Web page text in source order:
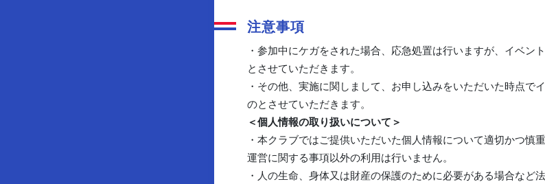
注意事項
・参加中にケガをされた場合、応急処置は行いますが、イベン
とさせていただきます。
・その他、実施に関しまして、お申し込みをいただいた時点で
のとさせていただきます。
＜個人情報の取り扱いについて＞
・本クラブではご提供いただいた個人情報について適切かつ慎
運営に関する事項以外の利用は行いません。
・人の生命、身体又は財産の保護のために必要がある場合など